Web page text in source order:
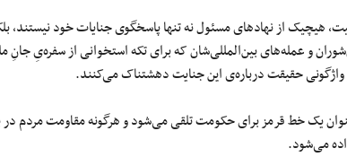
هیچیک از نهادهای مسئول نه تنها پاسخگوی جنایات خود نیستند،
و عمله‌های بین‌المللی‌شان که برای تکه استخوانی از سفره‌یِ
واژگونی حقیقت درباره‌ی این جنایت دهشتناک می‌کنند.
یک خط قرمز برای حکومت تلقی می‌شود و هرگونه مقاومت مردم در
می‌شود.